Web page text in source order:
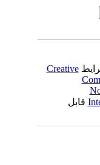
Creative
قابل